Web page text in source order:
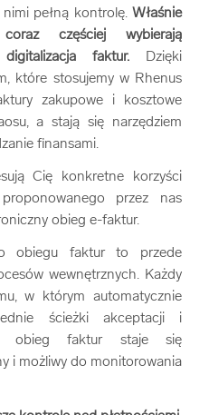
pełną kontrolę.Właśnie
częściej wybierają
faktur.
Dzięki
które stosujemy w Rhenus
zakupowe i kosztowe
a stają się narzędziem
finansami.
Cię konkretne korzyści
przez nas
obieg e-faktur.
obiegu faktur to przede
wewnętrznych. Każdy
w którym automatycznie
ścieżki akceptacji i
obieg faktur staje się
i możliwy do monitorowania